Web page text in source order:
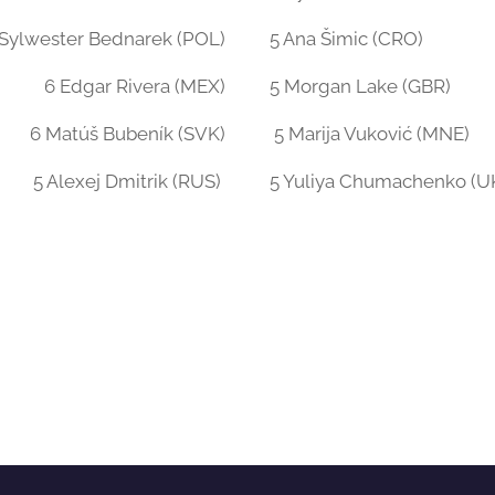
Bednarek (POL)
6 Edgar Rivera (MEX)
6 Matúš Bubeník (SVK)
5 Alexej Dmitrik (RUS)
5 Ana Šimic (CRO)
5 Morgan Lake (GBR)
5 Marija Vuković (MNE)
5 Yuliya Chumachenko